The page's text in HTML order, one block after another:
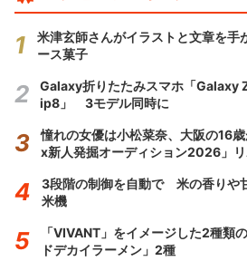
米津玄師さんがイラストと文章を手
ース菓子
Galaxy折りたたみスマホ「Galaxy
ip8」 3モデル同時に
憧れの女優は小松菜奈、大阪の16
x新人発掘オーディション2026」リ
3段階の制御を自動で 米の香りや
米機
「VIVANT」をイメージした2種
ドデカイラーメン」2種